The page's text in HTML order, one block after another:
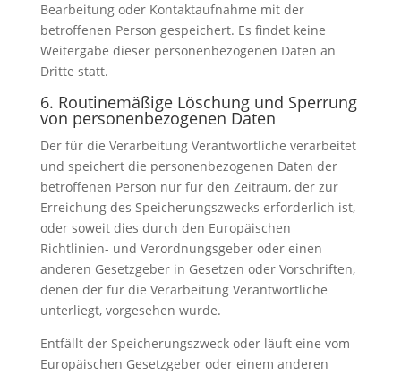
Bearbeitung oder Kontaktaufnahme mit der
betroffenen Person gespeichert. Es findet keine
Weitergabe dieser personenbezogenen Daten an
Dritte statt.
6. Routinemäßige Löschung und Sperrung
von personenbezogenen Daten
Der für die Verarbeitung Verantwortliche verarbeitet
und speichert die personenbezogenen Daten der
betroffenen Person nur für den Zeitraum, der zur
Erreichung des Speicherungszwecks erforderlich ist,
oder soweit dies durch den Europäischen
Richtlinien- und Verordnungsgeber oder einen
anderen Gesetzgeber in Gesetzen oder Vorschriften,
denen der für die Verarbeitung Verantwortliche
unterliegt, vorgesehen wurde.
Entfällt der Speicherungszweck oder läuft eine vom
Europäischen Gesetzgeber oder einem anderen